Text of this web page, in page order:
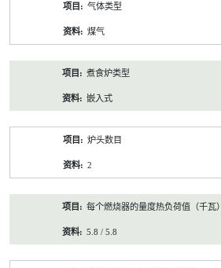
气体类型
煤气
煮食炉类型
嵌入式
炉头数目
2
每个燃烧器的量度热负荷值（千瓦）
5.8 / 5.8